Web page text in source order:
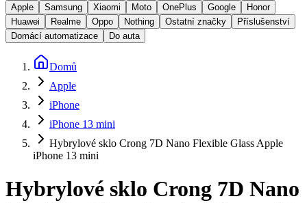
Apple Samsung Xiaomi Moto OnePlus Google
Honor
Huawei
Realme Oppo Nothing Ostatní značky
Příslušenství
Domácí automatizace
Do auta
Domů
Apple
iPhone
iPhone 13 mini
Hybrylové sklo Crong 7D Nano Flexible Glass Apple
iPhone 13 mini
Hybrylové sklo Crong 7D Nano